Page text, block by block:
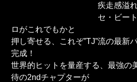
疾走感溢
セ・ビー
ロがこれでもかと
押し寄せる、これぞ”TJ”流の最新
完成！
世界的ヒットを量産する、最強の
待の2ndチャプターが